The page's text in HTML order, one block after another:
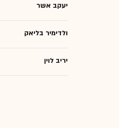
יעקב אשר
ולדימיר בליאק
יריב לוין